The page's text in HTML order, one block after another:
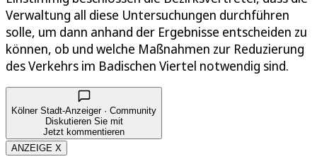
Verwaltung all diese Untersuchungen durchführen
solle, um dann anhand der Ergebnisse entscheiden zu
können, ob und welche Maßnahmen zur Reduzierung
des Verkehrs im Badischen Viertel notwendig sind.
Kölner Stadt-Anzeiger · Community
Diskutieren Sie mit
Jetzt kommentieren
ANZEIGE X